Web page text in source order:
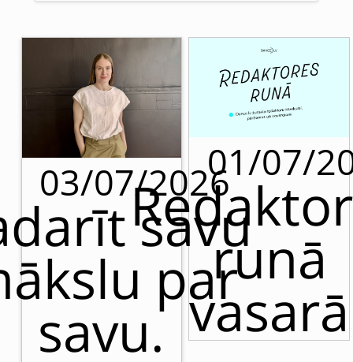
03/07/2026
savu
par
savu.
01/07/
runā
vasarā